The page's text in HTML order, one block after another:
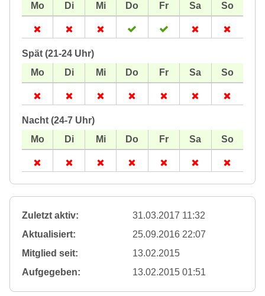
Spät (21-24 Uhr)
Nacht (24-7 Uhr)
Zuletzt aktiv:
31.03.2017 11:32
Aktualisiert:
25.09.2016 22:07
Mitglied seit:
13.02.2015
Aufgegeben:
13.02.2015 01:51